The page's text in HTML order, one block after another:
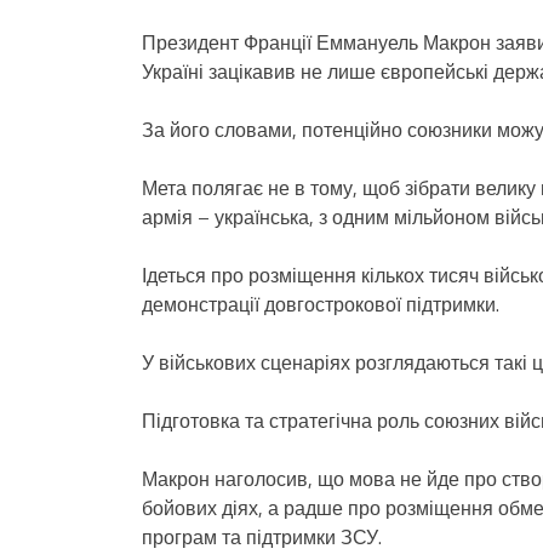
Президент Франції Еммануель Макрон
Україні зацікавив не лише європейські
За його словами, потенційно союзники
Мета полягає не в тому, щоб зібрати велику
армія – українська, з одним мільйоном
Ідеться про розміщення кількох тисяч
демонстрації довгострокової підтримки.
У військових сценаріях розглядаються
Підготовка та стратегічна роль союзних
Макрон наголосив, що мова не йде про
бойових діях, а радше про розміщення
програм та підтримки ЗСУ.